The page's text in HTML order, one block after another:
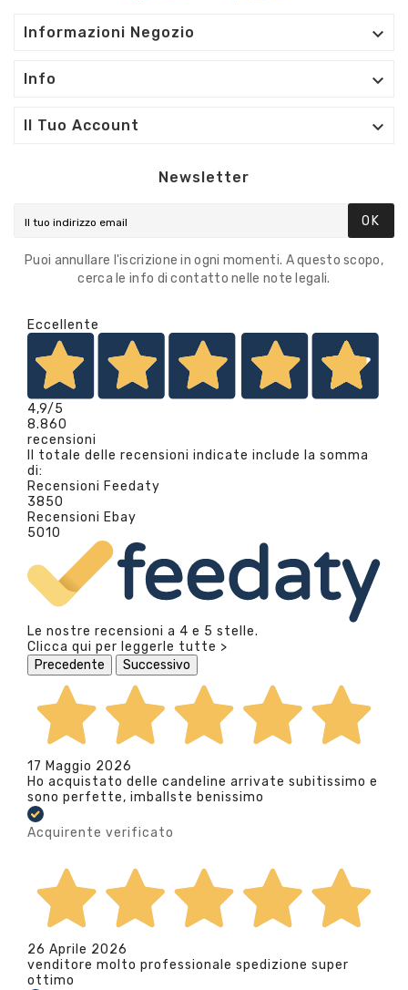
Informazioni Negozio 
Info 
Il Tuo Account 
Newsletter
OK
Puoi annullare l'iscrizione in ogni momenti. A questo scopo,
cerca le info di contatto nelle note legali.
Eccellente
4,9/5
8.860
recensioni
Il totale delle recensioni indicate include la somma
di:
Recensioni Feedaty
3850
Recensioni Ebay
5010
Le nostre recensioni a 4 e 5 stelle.
Clicca qui per leggerle tutte >
Precedente
Successivo
17 Maggio 2026
Ho acquistato delle candeline arrivate subitissimo e
sono perfette, imballste benissimo
Acquirente verificato
26 Aprile 2026
venditore molto professionale spedizione super
ottimo